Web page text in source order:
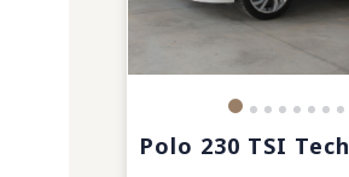
Polo 230 TSI Tech